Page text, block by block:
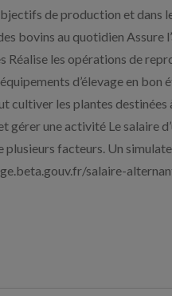
de production et dans
bovins au quotidien Assure
Réalise les opérations de
d’élevage en bon
cultiver les plantes
gérer une activité Le salaire
facteurs. Un
salaire-